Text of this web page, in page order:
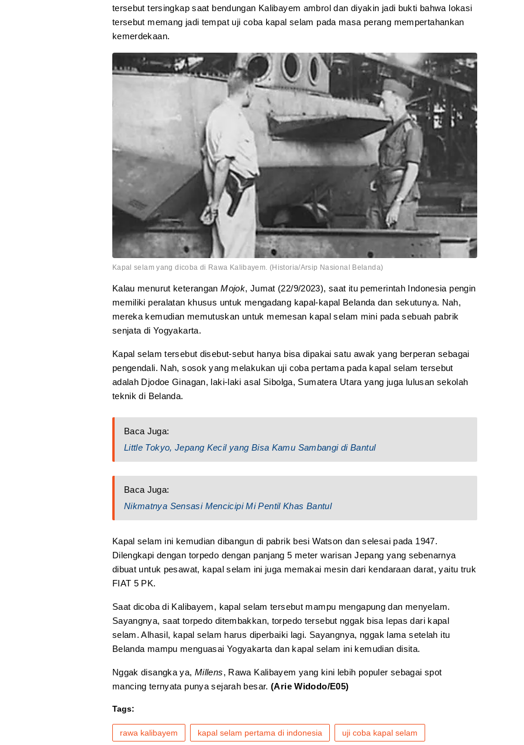
tersebut tersingkap saat bendungan Kalibayem ambrol dan diyakin jadi bukti bahwa lokasi
tersebut memang jadi tempat uji coba kapal selam pada masa perang mempertahankan
kemerdekaan.
Kapal selam yang dicoba di Rawa Kalibayem. (Historia/Arsip Nasional Belanda)
Kalau menurut keteranganMojok, Jumat (22/9/2023), saat itu pemerintah Indonesia pengin
memiliki peralatan khusus untuk mengadang kapal-kapal Belanda dan sekutunya. Nah,
mereka kemudian memutuskan untuk memesan kapal selam mini pada sebuah pabrik
senjata di Yogyakarta.
Kapal selam tersebut disebut-sebut hanya bisa dipakai satu awak yang berperan sebagai
pengendali. Nah, sosok yang melakukan uji coba pertama pada kapal selam tersebut
adalah Djodoe Ginagan, laki-laki asal Sibolga, Sumatera Utara yang juga lulusan sekolah
teknik di Belanda.
Baca Juga:
Little Tokyo, Jepang Kecil yang Bisa Kamu Sambangi di Bantul
Baca Juga:
Nikmatnya Sensasi Mencicipi Mi Pentil Khas Bantul
Kapal selam ini kemudian dibangun di pabrik besi Watson dan selesai pada 1947.
Dilengkapi dengan torpedo dengan panjang 5 meter warisan Jepang yang sebenarnya
dibuat untuk pesawat, kapal selam ini juga memakai mesin dari kendaraan darat, yaitu truk
FIAT 5 PK.
Saat dicoba di Kalibayem, kapal selam tersebut mampu mengapung dan menyelam.
Sayangnya, saat torpedo ditembakkan, torpedo tersebut nggak bisa lepas dari kapal
selam. Alhasil, kapal selam harus diperbaiki lagi. Sayangnya, nggak lama setelah itu
Belanda mampu menguasai Yogyakarta dan kapal selam ini kemudian disita.
Nggak disangka ya, Millens, Rawa Kalibayem yang kini lebih populer sebagai spot
mancing ternyata punya sejarah besar.(Arie Widodo/E05)
Tags:
rawa kalibayem kapal selam pertama di indonesia uji coba kapal selam